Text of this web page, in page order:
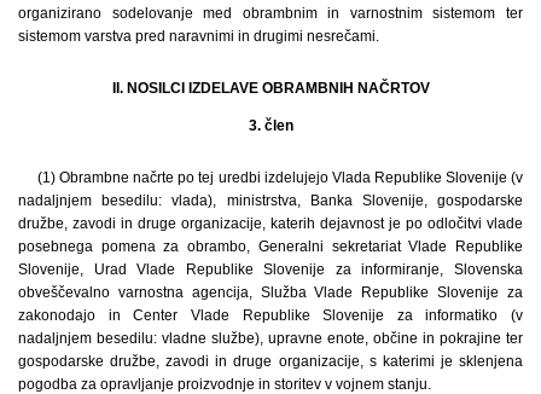
organizirano sodelovanje med obrambnim in varnostnim sistemom ter
sistemom varstva pred naravnimi in drugimi nesrečami.
II. NOSILCI IZDELAVE OBRAMBNIH NAČRTOV
3. člen
(1) Obrambne načrte po tej uredbi izdelujejo Vlada Republike Slovenije (v
nadaljnjem besedilu: vlada), ministrstva, Banka Slovenije, gospodarske
družbe, zavodi in druge organizacije, katerih dejavnost je po odločitvi vlade
posebnega pomena za obrambo, Generalni sekretariat Vlade Republike
Slovenije, Urad Vlade Republike Slovenije za informiranje, Slovenska
obveščevalno varnostna agencija, Služba Vlade Republike Slovenije za
zakonodajo in Center Vlade Republike Slovenije za informatiko (v
nadaljnjem besedilu: vladne službe), upravne enote, občine in pokrajine ter
gospodarske družbe, zavodi in druge organizacije, s katerimi je sklenjena
pogodba za opravljanje proizvodnje in storitev v vojnem stanju.